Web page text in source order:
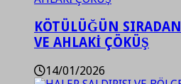
KÖTÜLÜĞÜN
VE AHLAKİ ÇÖKÜŞ
14/01/2026